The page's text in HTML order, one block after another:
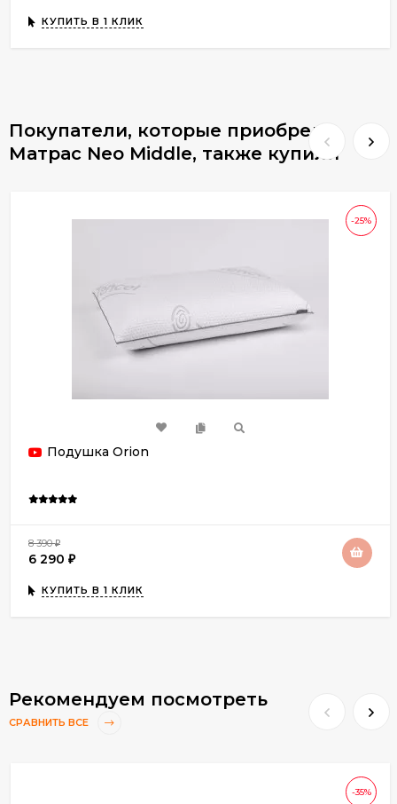
КУПИТЬ В 1 КЛИК
Покупатели, которые приобрели
Матрас Neo Middle, также купили
-25%
Подушка Orion
8 390₽
6 290 ₽
КУПИТЬ В 1 КЛИК
Рекомендуем посмотреть
СРАВНИТЬ ВСЕ
-35%